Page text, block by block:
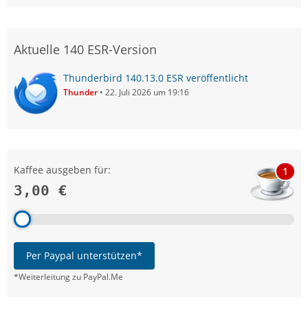
Aktuelle 140 ESR-Version
Thunderbird 140.13.0 ESR veröffentlicht
Thunder 22. Juli 2026 um 19:16
Kaffee ausgeben für:
3,00 €
1
Per Paypal unterstützen*
*Weiterleitung zu PayPal.Me